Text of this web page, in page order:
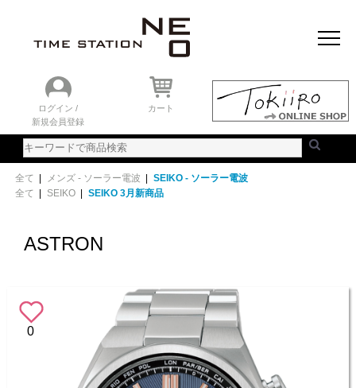
ログイン /
新規会員登録
カート
全て | メンズ - ソーラー電波 | SEIKO - ソーラー電波
全て | SEIKO | SEIKO 3月新商品
ASTRON
0
おすすめアイテム
ニュース＆トピック
時計を探す
ランキング
ご利用ガイド